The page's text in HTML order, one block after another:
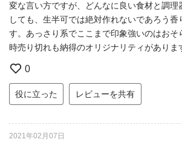
変な言い方ですが、どんなに良い食材と調理
しても、生半可では絶対作れないであろう香
す。あっさり系でここまで印象強いのはおそ
時売り切れも納得のオリジナリティがありま
0
役に立った レビューを共有
2021年02月07日